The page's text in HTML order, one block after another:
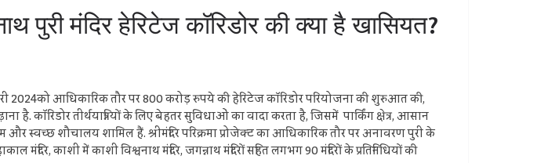
मंदिर हेरिटेज कॉरिडोर की क्या है खासियत?
आधिकारिक तौर पर 800 करोड़ रुपये की हेरिटेज कॉरिडोर परियोजना की शुरुआत की,
है. कॉरिडोर तीर्थयात्रियों के लिए बेहतर सुविधाओं का वादा करता है, जिसमें पार्किंग क्षेत्र, आसान
शौचालय शामिल हैं. श्रीमंदिर परिक्रमा प्रोजेक्ट का आधिकारिक तौर पर अनावरण पुरी के
काशी में काशी विश्वनाथ मंदिर, जगन्नाथ मंदिरों सहित लगभग 90 मंदिरों के प्रतिनिधियों की